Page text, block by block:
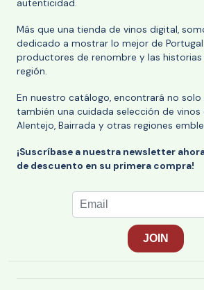
autenticidad.
Más que una tienda de vinos digital,
dedicado a mostrar lo mejor de
productores de renombre y las historias
región.
En nuestro catálogo, encontrará no solo
también una cuidada selección de vinos
Alentejo, Bairrada y otras regiones
¡Suscríbase a nuestra newsletter
de descuento en su primera compra!